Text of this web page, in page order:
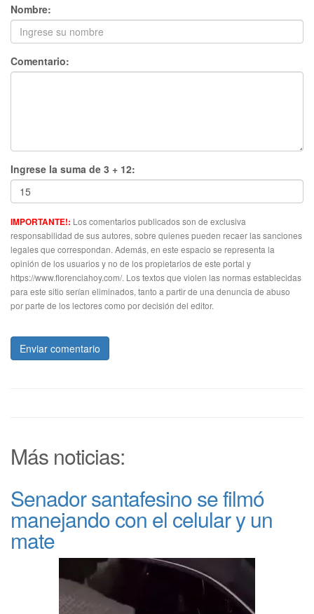
Nombre:
Comentario:
Ingrese la suma de 3 + 12:
IMPORTANTE!: Los comentarios publicados son de exclusiva
responsabilidad de sus autores, sobre quienes pueden recaer las sanciones
legales que correspondan. Además, en este espacio se representa la
opinión de los usuarios y no de los propietarios de este portal y
https://www.florenciahoy.com/. Los textos que violen las normas establecidas
para este sitio serían eliminados, tanto a partir de una denuncia de abuso
por parte de los lectores como por decisión del editor.
Enviar comentario
Más noticias:
Senador santafesino se filmó
manejando con el celular y un
mate